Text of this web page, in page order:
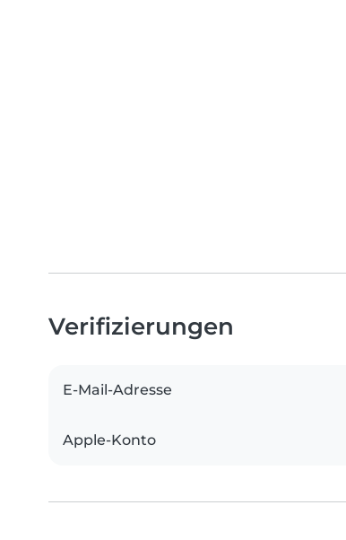
Verifizierungen
E-Mail-Adresse
Apple-Konto